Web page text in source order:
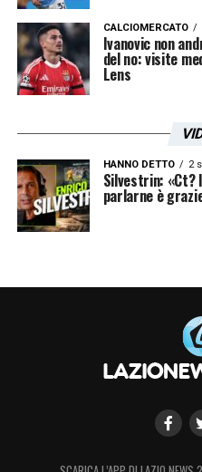
CALCIOMERCATO
Ivanovic non
del no: visite
Lens
HANNO DETTO 2
Silvestrin: «Ct?
parlarne è